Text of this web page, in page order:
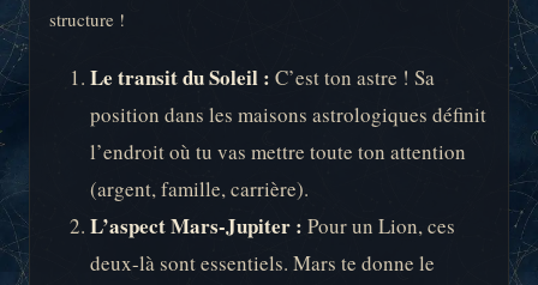
structure !
Le transit du Soleil : C’est ton astre ! Sa
position dans les maisons astrologiques définit
l’endroit où tu vas mettre toute ton attention
(argent, famille, carrière).
L’aspect Mars-Jupiter : Pour un Lion, ces
deux-là sont essentiels. Mars te donne le